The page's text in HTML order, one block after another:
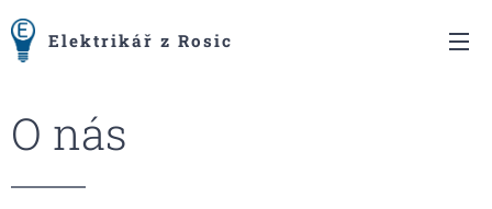
Elektrikář z Rosic
O nás